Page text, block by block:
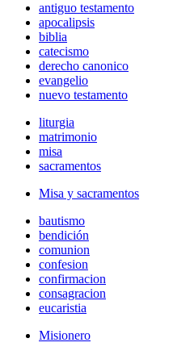
antiguo testamento
apocalipsis
biblia
catecismo
derecho canonico
evangelio
nuevo testamento
liturgia
matrimonio
misa
sacramentos
Misa y sacramentos
bautismo
bendición
comunion
confesion
confirmacion
consagracion
eucaristia
Misionero